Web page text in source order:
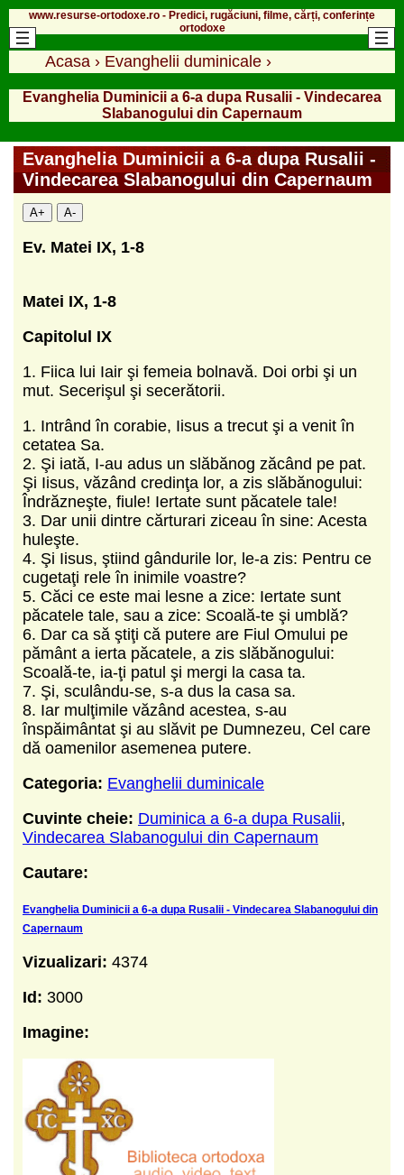
www.resurse-ortodoxe.ro - Predici, rugăciuni, filme, cărți, conferințe
ortodoxe
Acasa › Evanghelii duminicale ›
Evanghelia Duminicii a 6-a dupa Rusalii - Vindecarea
Slabanogului din Capernaum
Evanghelia Duminicii a 6-a dupa Rusalii -
Vindecarea Slabanogului din Capernaum
A+ A-
Ev. Matei IX, 1-8
Matei IX, 1-8
Capitolul IX
1. Fiica lui Iair şi femeia bolnavă. Doi orbi şi un
mut. Secerişul şi secerătorii.
1. Intrând în corabie, Iisus a trecut şi a venit în
cetatea Sa.
2. Şi iată, I-au adus un slăbănog zăcând pe pat.
Şi Iisus, văzând credinţa lor, a zis slăbănogului:
Îndrăzneşte, fiule! Iertate sunt păcatele tale!
3. Dar unii dintre cărturari ziceau în sine: Acesta
huleşte.
4. Şi Iisus, ştiind gândurile lor, le-a zis: Pentru ce
cugetaţi rele în inimile voastre?
5. Căci ce este mai lesne a zice: Iertate sunt
păcatele tale, sau a zice: Scoală-te şi umblă?
6. Dar ca să ştiţi că putere are Fiul Omului pe
pământ a ierta păcatele, a zis slăbănogului:
Scoală-te, ia-ţi patul şi mergi la casa ta.
7. Şi, sculându-se, s-a dus la casa sa.
8. Iar mulţimile văzând acestea, s-au
înspăimântat şi au slăvit pe Dumnezeu, Cel care
dă oamenilor asemenea putere.
Categoria: Evanghelii duminicale
Cuvinte cheie: Duminica a 6-a dupa Rusalii,
Vindecarea Slabanogului din Capernaum
Cautare:
Evanghelia Duminicii a 6-a dupa Rusalii - Vindecarea Slabanogului din
Capernaum
Vizualizari: 4374
Id: 3000
Imagine: